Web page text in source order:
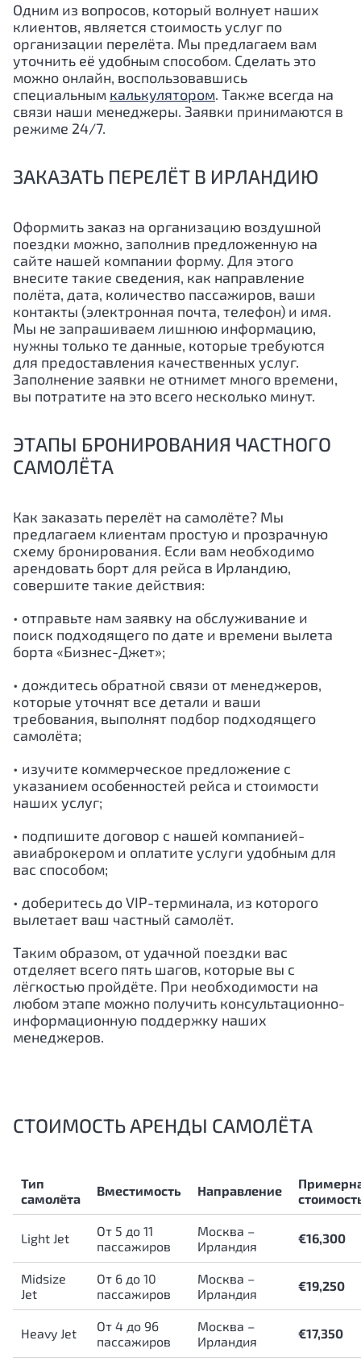
Одним из вопросов, который волнует наших
клиентов, является стоимость услуг по
организации перелёта. Мы предлагаем вам
уточнить её удобным способом. Сделать это
можно онлайн, воспользовавшись
специальным калькулятором. Также всегда на
связи наши менеджеры. Заявки принимаются в
режиме 24/7.
ЗАКАЗАТЬ ПЕРЕЛЁТ В ИРЛАНДИЮ
Оформить заказ на организацию воздушной
поездки можно, заполнив предложенную на
сайте нашей компании форму. Для этого
внесите такие сведения, как направление
полёта, дата, количество пассажиров, ваши
контакты (электронная почта, телефон) и имя.
Мы не запрашиваем лишнюю информацию,
нужны только те данные, которые требуются
для предоставления качественных услуг.
Заполнение заявки не отнимет много времени,
вы потратите на это всего несколько минут.
ЭТАПЫ БРОНИРОВАНИЯ ЧАСТНОГО
САМОЛЁТА
Как заказать перелёт на самолёте? Мы
предлагаем клиентам простую и прозрачную
схему бронирования. Если вам необходимо
арендовать борт для рейса в Ирландию,
совершите такие действия:
• отправьте нам заявку на обслуживание и
поиск подходящего по дате и времени вылета
борта «Бизнес-Джет»;
• дождитесь обратной связи от менеджеров,
которые уточнят все детали и ваши
требования, выполнят подбор подходящего
самолёта;
• изучите коммерческое предложение с
указанием особенностей рейса и стоимости
наших услуг;
• подпишите договор с нашей компанией-
авиаброкером и оплатите услуги удобным для
вас способом;
• доберитесь до VIP-терминала, из которого
вылетает ваш частный самолёт.
Таким образом, от удачной поездки вас
отделяет всего пять шагов, которые вы с
лёгкостью пройдёте. При необходимости на
любом этапе можно получить консультационно-
информационную поддержку наших
менеджеров.
СТОИМОСТЬ АРЕНДЫ САМОЛЁТА
Тип
самолёта
Вместимость Направление
Light Jet
От 5 до 11
пассажиров
Москва –
Ирландия
€16,300
Midsize
Jet
От 6 до 10
пассажиров
Москва –
Ирландия
€19,250
Heavy Jet
От 4 до 96
пассажиров
Москва –
Ирландия
€17,350